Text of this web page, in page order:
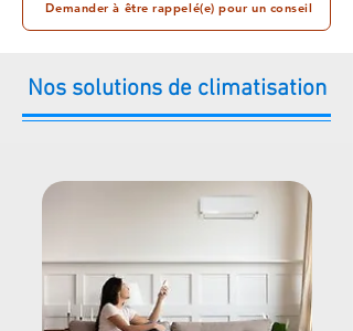
Demander à être rappelé(e) pour un conseil
Nos solutions de climatisation